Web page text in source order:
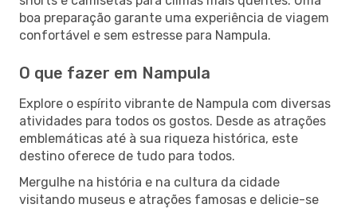
boa preparação garante uma experiência de viagem
confortável e sem estresse para Nampula.
O que fazer em Nampula
Explore o espírito vibrante de Nampula com diversas
atividades para todos os gostos. Desde as atrações
emblemáticas até à sua riqueza histórica, este
destino oferece de tudo para todos.
Mergulhe na história e na cultura da cidade
visitando museus e atrações famosas e delicie-se